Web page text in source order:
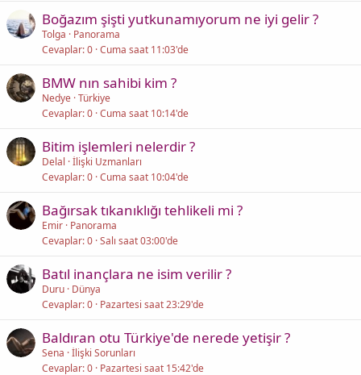
Boğazım şişti yutkunamıyorum ne iyi gelir ?
Tolga
Panorama
Cevaplar 0 Cuma saat 11:03'de
BMW nın sahibi kim ?
Nedye Türkiye
Cevaplar 0 Cuma saat 10:14'de
Bitim işlemleri nelerdir ?
Delal İlişki Uzmanları
Cevaplar 0 Cuma saat 10:04'de
Bağırsak tıkanıklığı tehlikeli mi ?
Emir Panorama
Cevaplar 0 Salı saat 03:00'de
Batıl inançlara ne isim verilir ?
Duru Dünya
Cevaplar 0 Pazartesi saat 23:29'de
Baldıran otu Türkiye'de nerede yetişir ?
Sena İlişki Sorunları
Cevaplar 0 Pazartesi saat 15:42'de